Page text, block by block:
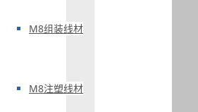
M8组装线材
M8注塑线材